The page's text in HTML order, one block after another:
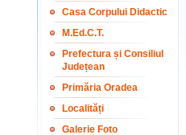
Casa Corpului Didactic
M.Ed.C.T.
Prefectura și Consiliul
Județean
Primăria Oradea
Localități
Galerie Foto